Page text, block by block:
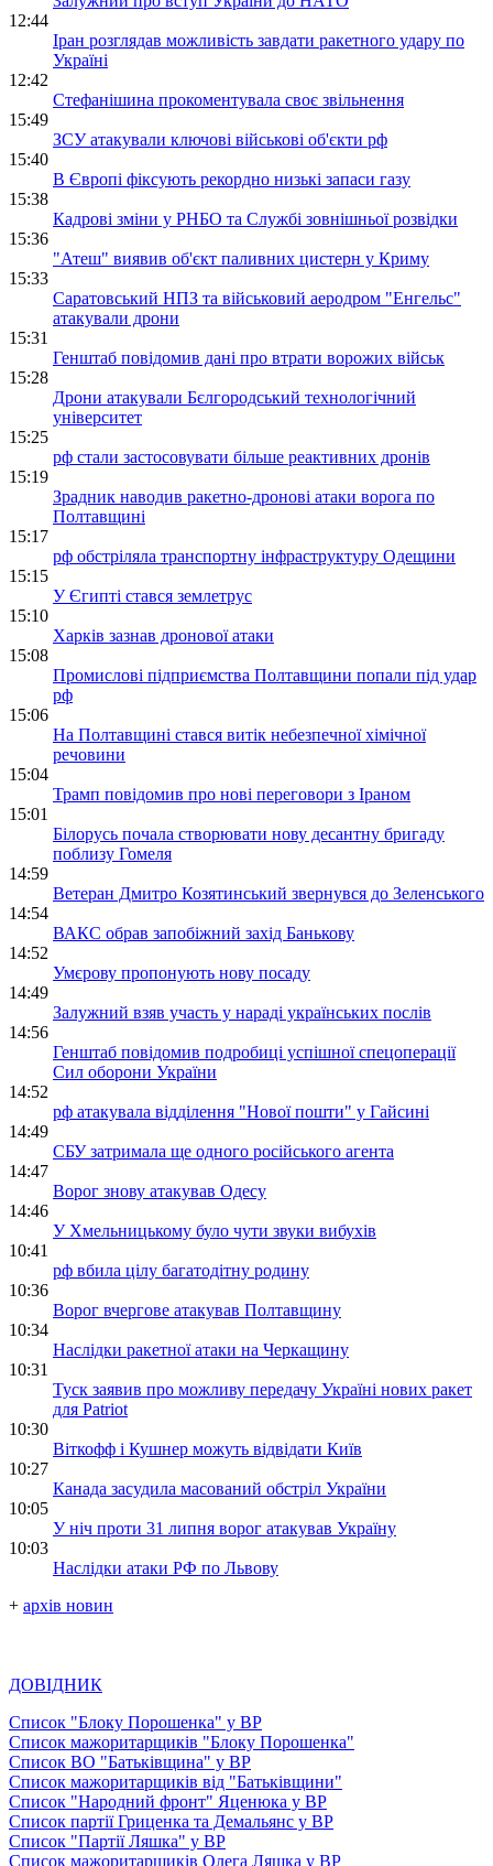
12:44
Іран розглядав можливість завдати ракетного удару по
Україні
12:42
Стефанішина прокоментувала своє звільнення
15:49
ЗСУ атакували ключові військові об'єкти рф
15:40
В Європі фіксують рекордно низькі запаси газу
15:38
Кадрові зміни у РНБО та Службі зовнішньої розвідки
15:36
"Атеш" виявив об'єкт паливних цистерн у Криму
15:33
Саратовський НПЗ та військовий аеродром "Енгельс"
атакували дрони
15:31
Генштаб повідомив дані про втрати ворожих військ
15:28
Дрони атакували Бєлгородський технологічний
університет
15:25
рф стали застосовувати більше реактивних дронів
15:19
Зрадник наводив ракетно-дронові атаки ворога по
Полтавщині
15:17
рф обстріляла транспортну інфраструктуру Одещини
15:15
У Єгипті стався землетрус
15:10
Харків зазнав дронової атаки
15:08
Промислові підприємства Полтавщини попали під удар
рф
15:06
На Полтавщині стався витік небезпечної хімічної
речовини
15:04
Трамп повідомив про нові переговори з Іраном
15:01
Білорусь почала створювати нову десантну бригаду
поблизу Гомеля
14:59
Ветеран Дмитро Козятинський звернувся до Зеленського
14:54
ВАКС обрав запобіжний захід Банькову
14:52
Умєрову пропонують нову посаду
14:49
Залужний взяв участь у нараді українських послів
14:56
Генштаб повідомив подробиці успішної спецоперації
Сил оборони України
14:52
рф атакувала відділення "Нової пошти" у Гайсині
14:49
СБУ затримала ще одного російського агента
14:47
Ворог знову атакував Одесу
14:46
У Хмельницькому було чути звуки вибухів
10:41
рф вбила цілу багатодітну родину
10:36
Ворог вчергове атакував Полтавщину
10:34
Наслідки ракетної атаки на Черкащину
10:31
Туск заявив про можливу передачу Україні нових ракет
для Patriot
10:30
Віткофф і Кушнер можуть відвідати Київ
10:27
Канада засудила масований обстріл України
10:05
У ніч проти 31 липня ворог атакував Україну
10:03
Наслідки атаки РФ по Львову
+ архів новин
ДОВІДНИК
Список "Блоку Порошенка" у ВР
Список мажоритарщиків "Блоку Порошенка"
Список ВО "Батьківщина" у ВР
Список мажоритарщиків від "Батьківщини"
Список "Народний фронт" Яценюка у ВР
Список партії Гриценка та Демальянс у ВР
Список "Партії Ляшка" у ВР
Список мажоритарщиків Олега Ляшка у ВР